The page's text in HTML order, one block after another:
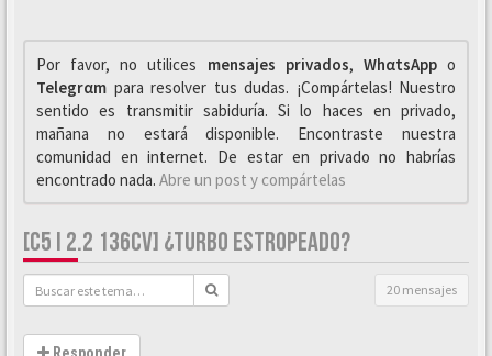
Por favor, no utilices mensajes privados, WhαtsAppo
Telegrαm para resolver tus dudas. ¡Compártelas! Nuestro
sentido es transmitir sabiduría. Si lo haces en privado,
mañana no estará disponible. Encontraste nuestra
comunidad en internet. De estar en privado no habrías
encontrado nada. Abre un post y compártelas
[C5 I 2.2 136CV] ¿TURBO ESTROPEADO?
20 mensajes